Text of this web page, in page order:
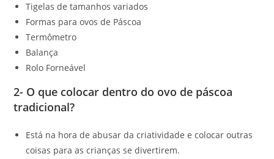
Tigelas de tamanhos variados
Formas para ovos de Páscoa
Termômetro
Balança
Rolo Forneável
2- O que colocar dentro do ovo de páscoa
tradicional?
Está na hora de abusar da criatividade e colocar outras
coisas para as crianças se divertirem.